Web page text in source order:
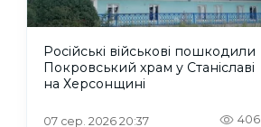
Російські військові пошкодили
Покровський храм у Станіславі
на Херсонщині
07 сер. 2026 20:37 406